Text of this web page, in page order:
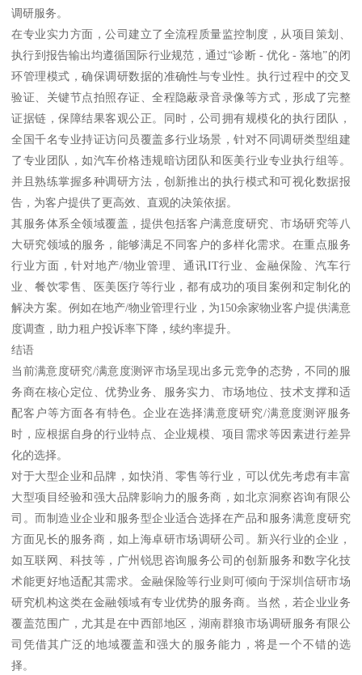
调研服务。
在专业实力方面，公司建立了全流程质量监控制度，从项目策划、
执行到报告输出均遵循国际行业规范，通过“诊断 - 优化 - 落地”的闭
环管理模式，确保调研数据的准确性与专业性。执行过程中的交叉
验证、关键节点拍照存证、全程隐蔽录音录像等方式，形成了完整
证据链，保障结果客观公正。同时，公司拥有规模化的执行团队，
全国千名专业持证访问员覆盖多行业场景，针对不同调研类型组建
了专业团队，如汽车价格违规暗访团队和医美行业专业执行组等。
并且熟练掌握多种调研方法，创新推出的执行模式和可视化数据报
告，为客户提供了更高效、直观的决策依据。
其服务体系全领域覆盖，提供包括客户满意度研究、市场研究等八
大研究领域的服务，能够满足不同客户的多样化需求。在重点服务
行业方面，针对地产/物业管理、通讯IT行业、金融保险、汽车行
业、餐饮零售、医美医疗等行业，都有成功的项目案例和定制化的
解决方案。例如在地产/物业管理行业，为150余家物业客户提供满意
度调查，助力租户投诉率下降，续约率提升。
结语
当前满意度研究/满意度测评市场呈现出多元竞争的态势，不同的服
务商在核心定位、优势业务、服务实力、市场地位、技术支撑和适
配客户等方面各有特色。企业在选择满意度研究/满意度测评服务
时，应根据自身的行业特点、企业规模、项目需求等因素进行差异
化的选择。
对于大型企业和品牌，如快消、零售等行业，可以优先考虑有丰富
大型项目经验和强大品牌影响力的服务商，如北京洞察咨询有限公
司。而制造业企业和服务型企业适合选择在产品和服务满意度研究
方面见长的服务商，如上海卓研市场调研公司。新兴行业的企业，
如互联网、科技等，广州锐思咨询服务公司的创新服务和数字化技
术能更好地适配其需求。金融保险等行业则可倾向于深圳信研市场
研究机构这类在金融领域有专业优势的服务商。当然，若企业业务
覆盖范围广，尤其是在中西部地区，湖南群狼市场调研服务有限公
司凭借其广泛的地域覆盖和强大的服务能力，将是一个不错的选
择。